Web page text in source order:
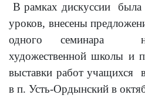
В рамках дискуссии была
уроков, внесены
одного семинара
художественной школы и
выставки работ учащихся
в п. Усть-Ордынский в